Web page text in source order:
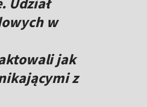
w
jak
z